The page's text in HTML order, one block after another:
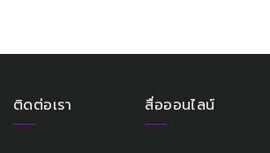
ติดต่อเรา สื่อออนไลน์